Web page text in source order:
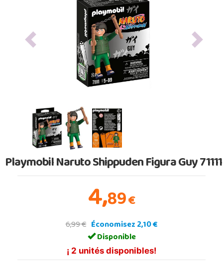
Previous Next
Playmobil Naruto Shippuden Figura Guy 71111
4,89€
6,99 € Économisez 2,10 €
Disponible
¡ 2 unités disponibles!